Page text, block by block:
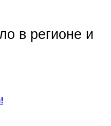
в регионе и